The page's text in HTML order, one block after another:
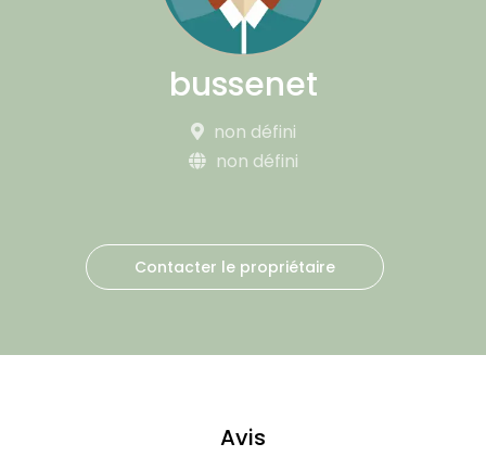
bussenet
non défini
non défini
Contacter le propriétaire
Avis